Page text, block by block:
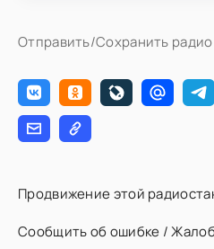
Отправить/Сохранить
Продвижение этой
Сообщить об ошибке /